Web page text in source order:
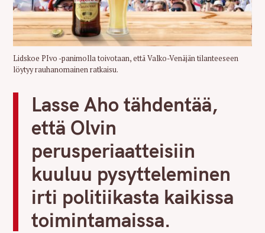
Lidskoe PIvo -panimolla toivotaan, että Valko-Venäjän tilanteeseen
löytyy rauhanomainen ratkaisu.
Lasse Aho tähdentää,
että Olvin
perusperiaatteisiin
kuuluu pysytteleminen
irti politiikasta kaikissa
toimintamaissa.